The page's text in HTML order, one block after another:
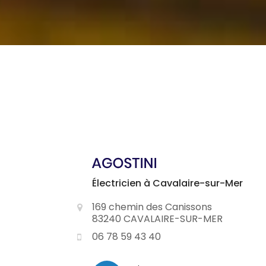
Électricien à Cavalaire-sur-Mer
169 chemin des Canissons
83240 CAVALAIRE-SUR-MER
06 78 59 43 40